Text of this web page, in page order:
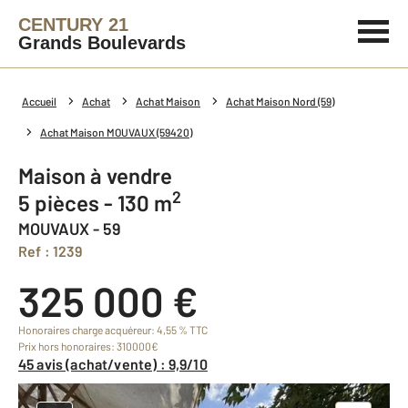
CENTURY 21
Grands Boulevards
Accueil Achat Achat Maison Achat Maison Nord (59)
Achat Maison MOUVAUX (59420)
Maison à vendre
5 pièces - 130 m2
MOUVAUX - 59
Ref : 1239
325 000 €
Honoraires charge acquéreur: 4,55 % TTC
Prix hors honoraires: 310000€
45 avis (achat/vente) : 9,9/10